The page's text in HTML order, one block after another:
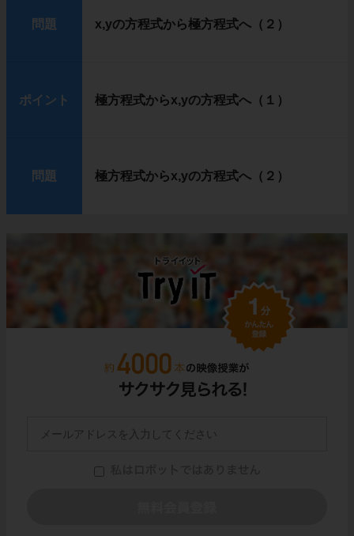
問題 x,yの方程式から極方程式へ（２）
ポイント 極方程式からx,yの方程式へ（１）
問題 極方程式からx,yの方程式へ（２）